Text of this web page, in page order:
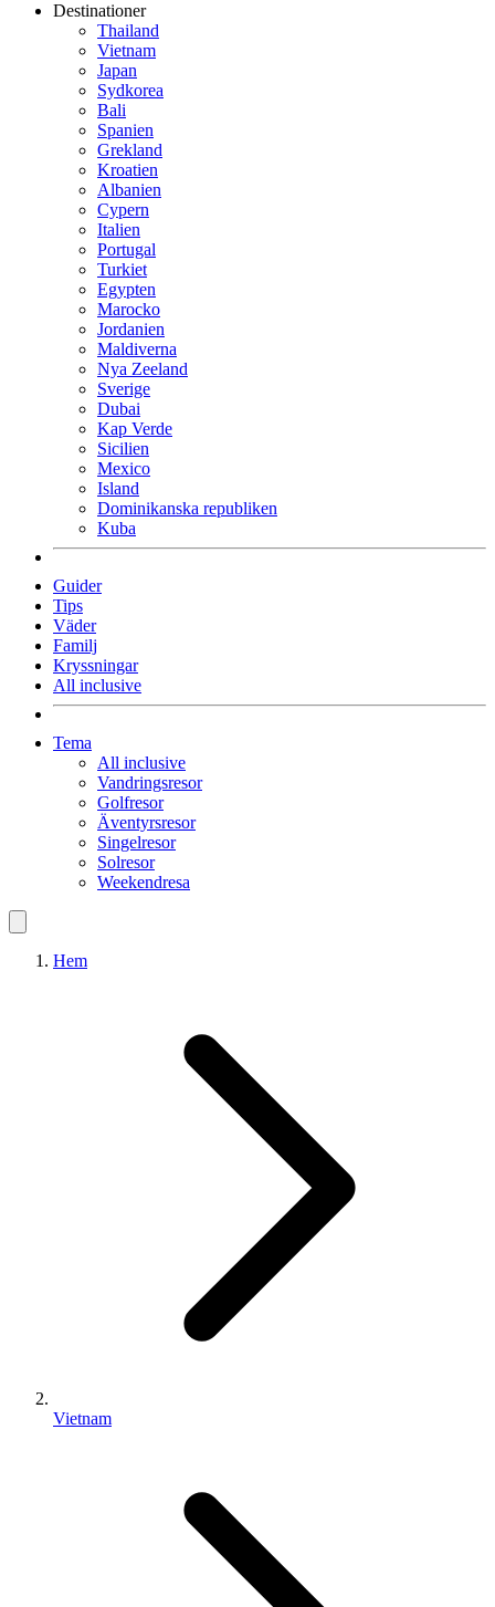
Destinationer
Thailand
Vietnam
Japan
Sydkorea
Bali
Spanien
Grekland
Kroatien
Albanien
Cypern
Italien
Portugal
Turkiet
Egypten
Marocko
Jordanien
Maldiverna
Nya Zeeland
Sverige
Dubai
Kap Verde
Sicilien
Mexico
Island
Dominikanska republiken
Kuba
Guider
Tips
Väder
Familj
Kryssningar
All inclusive
Tema
All inclusive
Vandringsresor
Golfresor
Äventyrsresor
Singelresor
Solresor
Weekendresa
Hem
Vietnam